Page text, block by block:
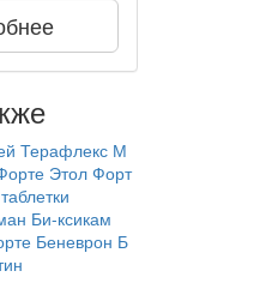
Терафлекс М
Этол Форт
Би-ксикам
Беневрон Б